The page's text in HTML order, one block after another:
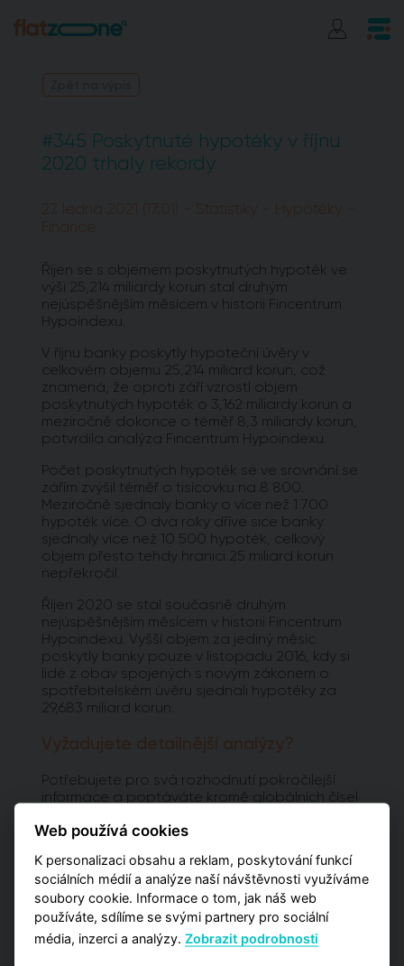
#345 Poskytnuté hypotéky v říjnu
2020 trhaly rekordy
27. ledna 2021 (17:01) - Statistiky - Hypotéky -
Finance
Říjen se s objemem poskytnutých hypoték ve
výši 25,214 miliardy korun stal druhým
nejúspěšnějším měsícem v historii Fincentrum
Hypoindexu.
V říjnu banky poskytly hypoteční úvěry v
celkovém objemu 25,214 miliard korun, což
znamená, že oproti září vzrostl objem
poskytnutých hypoték o 3,162 miliardy korun a
meziročně dokonce o téměř 8,3 miliardy korun,
potvrdila analýza Fincentrum Hypoindexu.
Počet poskytnutých hypoték se ve srovnání se
zářím zvýšil téměř o tisícovku na 8 800.
Meziročně sjednaly banky o více než 1 700
hypoték více. O dva roky dříve sice banky
sjednaly více než 10 500 hypoték, celkový
objem přesto tehdy hranici 25 miliard korun
nepřekročil.
Říjen 2020 se stal současně druhým
nejúspěšnějším měsícem v historii Fincentrum
Hypoindexu. Vyšší objem za jediný měsíc
poskytly banky pouze v listopadu 2016, kdy si
lidé z obav spojených s novým zákonem o
spotřebitelském úvěru sjednali hypotéky za
29,683 miliard korun.
Vyžadujete detailnější analýzy?
Potřebujete pro svá rozhodnutí pokročilejší
informace a poptáváte kromě globálních čísel
pražských lokalit? Vyzkoušejte naší aplikaci
jednu z detailních analýz vypracovaných pro
jednotlivé městské obvody.
PŘEJÍT NA ANALÝZY
Web používá cookies
K personalizaci obsahu a reklam, poskytování funkcí
sociálních médií a analýze naší návštěvnosti využíváme
soubory cookie. Informace o tom, jak náš web
používáte, sdílíme se svými partnery pro sociální
média, inzerci a analýzy.Zobrazit podrobnosti